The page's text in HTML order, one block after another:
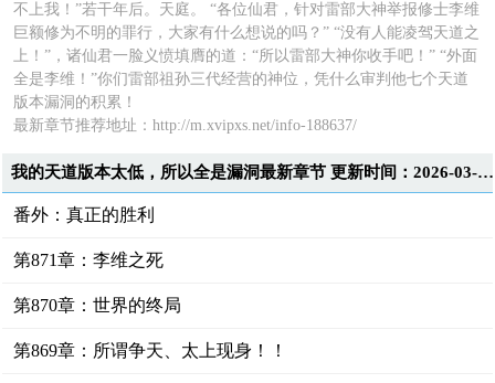
不上我！”若干年后。天庭。 “各位仙君，针对雷部大神举报修士李维
巨额修为不明的罪行，大家有什么想说的吗？” “没有人能凌驾天道之
上！”，诸仙君一脸义愤填膺的道：“所以雷部大神你收手吧！” “外面
全是李维！”你们雷部祖孙三代经营的神位，凭什么审判他七个天道
版本漏洞的积累！
最新章节推荐地址：http://m.xvipxs.net/info-188637/
我的天道版本太低，所以全是漏洞最新章节 更新时间：2026-03-02T23:36:43
番外：真正的胜利
第871章：李维之死
第870章：世界的终局
第869章：所谓争天、太上现身！！